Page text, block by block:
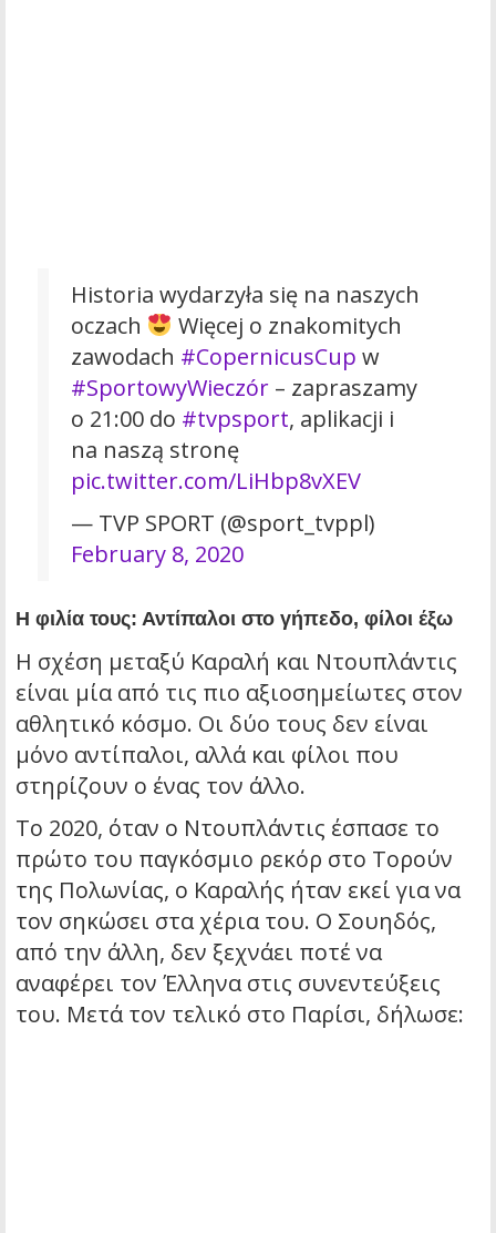
Historia wydarzyła się na naszych
oczach
Więcej o znakomitych
zawodach #CopernicusCup w
#SportowyWieczór – zapraszamy
o 21:00 do #tvpsport, aplikacji i
na naszą stronę
pic.twitter.com/LiHbp8vXEV
— TVP SPORT (@sport_tvppl)
February 8, 2020
Η φιλία τους: Αντίπαλοι στο γήπεδο, φίλοι έξω
Η σχέση μεταξύ Καραλή και Ντουπλάντις
είναι μία από τις πιο αξιοσημείωτες στον
αθλητικό κόσμο. Οι δύο τους δεν είναι
μόνο αντίπαλοι, αλλά και φίλοι που
στηρίζουν ο ένας τον άλλο.
Το 2020, όταν ο Ντουπλάντις έσπασε το
πρώτο του παγκόσμιο ρεκόρ στο Τορούν
της Πολωνίας, ο Καραλής ήταν εκεί για να
τον σηκώσει στα χέρια του. Ο Σουηδός,
από την άλλη, δεν ξεχνάει ποτέ να
αναφέρει τον Έλληνα στις συνεντεύξεις
του. Μετά τον τελικό στο Παρίσι, δήλωσε: